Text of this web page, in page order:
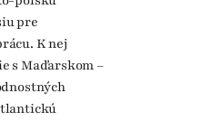
pre
K nej
s Maďarskom –